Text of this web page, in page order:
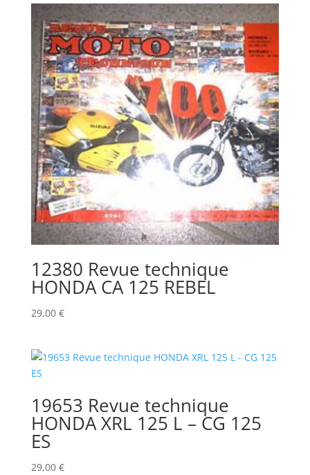
12380 Revue technique
HONDA CA 125 REBEL
29,00 €
19653 Revue technique
HONDA XRL 125 L – CG 125
ES
29,00 €